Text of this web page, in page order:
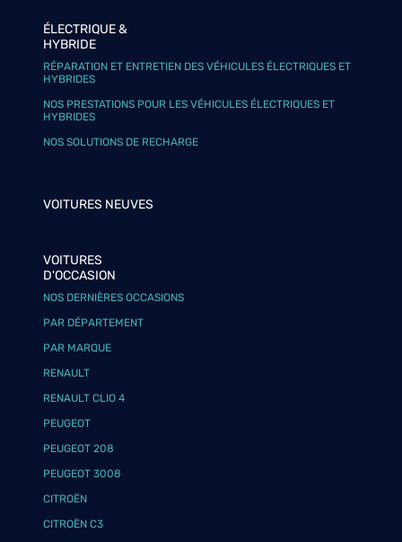
ÉLECTRIQUE &
HYBRIDE
RÉPARATION ET ENTRETIEN DES VÉHICULES ÉLECTRIQUES ET
HYBRIDES
NOS PRESTATIONS POUR LES VÉHICULES ÉLECTRIQUES ET
HYBRIDES
NOS SOLUTIONS DE RECHARGE
VOITURES NEUVES
VOITURES
D'OCCASION
NOS DERNIÈRES OCCASIONS
PAR DÉPARTEMENT
PAR MARQUE
RENAULT
RENAULT CLIO 4
PEUGEOT
PEUGEOT 208
PEUGEOT 3008
CITROËN
CITROËN C3